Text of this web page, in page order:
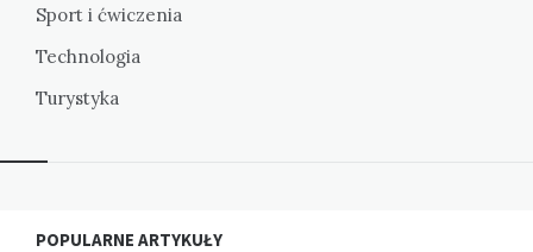
Sport i ćwiczenia
Technologia
Turystyka
Widgets
POPULARNE ARTYKUŁY